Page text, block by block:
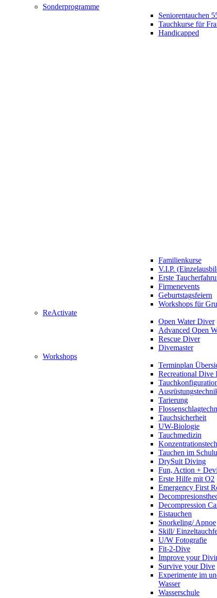
Sonderprogramme
Seniorentauchen
Tauchkurse für
Handicapped
Familienkurse
V.I.P.
Erste
Firmenevents
Geburtstagsfeiern
Workshops für
ReActivate
Open Water Diver
Advanced Open
Rescue Diver
Divemaster
Workshops
Terminplan
Recreational Dive
Tarierung
Tauchsicherheit
UW-Biologie
Tauchmedizin
Tauchen im
DrySuit Diving
Fun, Action +
Erste Hilfe mit O2
Emergency First
Decompression
Eistauchen
Snorkeling/ Apnoe
Skill/
U/W Fotografie
Fit-2-Dive
Improve your
Survive your Dive
Experimente im
Wasser
Wasserschule